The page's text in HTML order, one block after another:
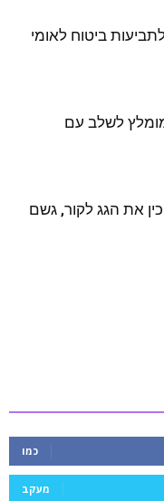
ביטוח לאומי
לשלב עם
את הגג לקור, גשם
כמו
מעקב